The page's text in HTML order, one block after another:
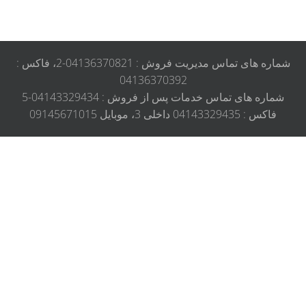
شماره های تماس مدیریت فروش : 04136370821-2، فاکس :
04136370392
شماره های تماس خدمات پس از فروش : 04143329434-5
فاکس : 04143329435 داخلی 3، موبایل 09145671015